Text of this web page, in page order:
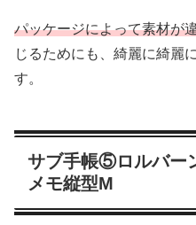
パッケージによって素材が
じるためにも、綺麗に綺麗
す。
サブ手帳⑤ロルバー
メモ縦型M